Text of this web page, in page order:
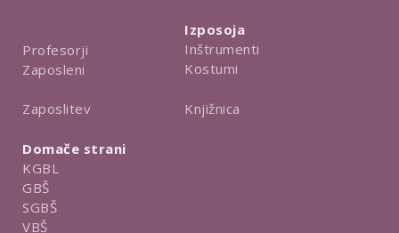
Profesorji
Zaposleni
Zaposlitev
Izposoja
Inštrumenti
Kostumi
Knjižnica
Domače strani
KGBL
GBŠ
SGBŠ
VBŠ